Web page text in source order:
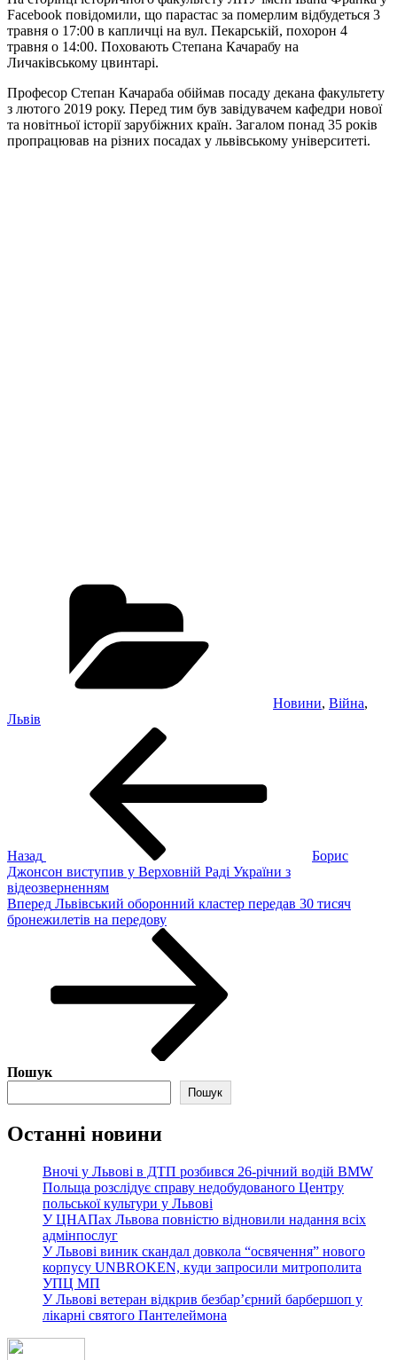
Facebook повідомили, що парастас за померлим відбудеться 3
травня о 17:00 в капличці на вул. Пекарській, похорон 4
травня о 14:00. Поховають Степана Качарабу на
Личаківському цвинтарі.
Професор Степан Качараба обіймав посаду декана факультету
з лютого 2019 року. Перед тим був завідувачем кафедри нової
та новітньої історії зарубіжних країн. Загалом понад 35 років
пропрацював на різних посадах у львівському університеті.
Новини, Війна,
Львів
Назад
Борис
Джонсон виступив у Верховній Раді України з
відеозверненням
Наступний
запис
Вперед Львівський оборонний кластер передав 30 тисяч
бронежилетів на передову
Пошук
Пошук
Останні новини
Вночі у Львові в ДТП розбився 26-річний водій BMW
Польща розслідує справу недобудованого Центру
польської культури у Львові
У ЦНАПах Львова повністю відновили надання всіх
адмінпослуг
У Львові виник скандал довкола “освячення” нового
корпусу UNBROKEN, куди запросили митрополита
УПЦ МП
У Львові ветеран відкрив безбар’єрний барбершоп у
лікарні святого Пантелеймона